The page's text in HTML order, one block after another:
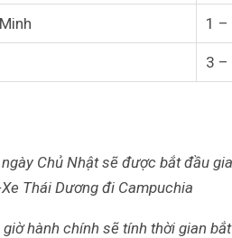
1 –
3 –
Chủ Nhật sẽ được bắt đầu
Thái Dương đi Campuchia
hành chính sẽ tính thời gian